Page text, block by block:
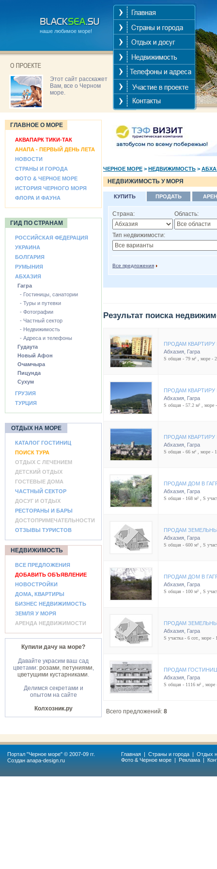
наше любимое море!
Этот сайт расскажет
Вам, все о Черном
море.
ГЛАВНОЕ О МОРЕ
АКВАПАРК ТИКИ-ТАК
АНАПА - ПЕРВЫЙ ДЕНЬ ЛЕТА
НОВОСТИ
СТРАНЫ И ГОРОДА
ФОТО & ЧЕРНОЕ МОРЕ
ИСТОРИЯ ЧЕРНОГО МОРЯ
ФЛОРА И ФАУНА
ГИД ПО СТРАНАМ
РОССИЙСКАЯ ФЕДЕРАЦИЯ
УКРАИНА
БОЛГАРИЯ
РУМЫНИЯ
АБХАЗИЯ
Гагра
- Гостиницы, санатории
- Туры и путевки
- Фотографии
- Частный сектор
- Недвижимость
- Адреса и телефоны
Гудаута
Новый Афон
Очамчыра
Пицунда
Сухум
ГРУЗИЯ
ТУРЦИЯ
ОТДЫХ НА МОРЕ
КАТАЛОГ ГОСТИНИЦ
ПОИСК ТУРА
ОТДЫХ С ЛЕЧЕНИЕМ
ДЕТСКИЙ ОТДЫХ
ГОСТЕВЫЕ ДОМА
ЧАСТНЫЙ СЕКТОР
ДОСУГ И ОТДЫХ
РЕСТОРАНЫ И БАРЫ
ДОСТОПРИМЕЧАТЕЛЬНОСТИ
ОТЗЫВЫ ТУРИСТОВ
НЕДВИЖИМОСТЬ
ВСЕ ПРЕДЛОЖЕНИЯ
ДОБАВИТЬ ОБЪЯВЛЕНИЕ
НОВОСТРОЙКИ
ДОМА, КВАРТИРЫ
БИЗНЕС НЕДВИЖИМОСТЬ
ЗЕМЛЯ У МОРЯ
АРЕНДА НЕДВИЖИМОСТИ
Купили дачу на море?
Давайте украсим ваш сад
цветами: розами, петуниями,
цветущими кустарниками.
Делимся секретами и
опытом на сайте
Колхозник.ру
ЧЕРНОЕ МОРЕ > НЕДВИЖИМОСТЬ >
НЕДВИЖИМОСТЬ У МОРЯ
КУПИТЬ ПРОДАТЬ
Страна: Область:
Тип недвижимости:
Все предложения
Результат поиска
ПРОДАМ КВАРТИРУ
Абхазия Гагра
S общая - 79 м² , море -
ПРОДАМ КВАРТИРУ
Абхазия Гагра
S общая - 57.2 м² , море
ПРОДАМ КВАРТИРУ
Абхазия Гагра
S общая - 66 м² , море -
ПРОДАМ ДОМ В
Абхазия Гагра
S общая - 168 м² , S
ПРОДАМ
Абхазия Гагра
S общая - 600 м² , S
ПРОДАМ ДОМ В
Абхазия Гагра
S общая - 100 м² , S
ПРОДАМ
Абхазия Гагра
S участка - 6 сот., море -
ПРОДАМ
Абхазия Гагра
S общая - 1116 м² , море
Всего предложений: 8
Портал "Черное море" © 2007-09 гг.
Создан anapa-design.ru
Главная | Страны и города | Отдых
Фото & Черное море | Реклама |